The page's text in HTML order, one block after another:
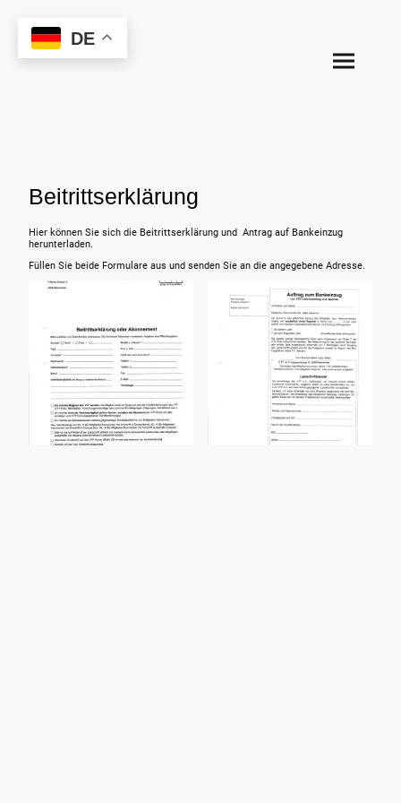
Beitrittserklärung
Hier können Sie sich die Beitrittserklärung und Antrag auf Bankeinzug
herunterladen.
Füllen Sie beide Formulare aus und senden Sie an die angegebene Adresse.
DE